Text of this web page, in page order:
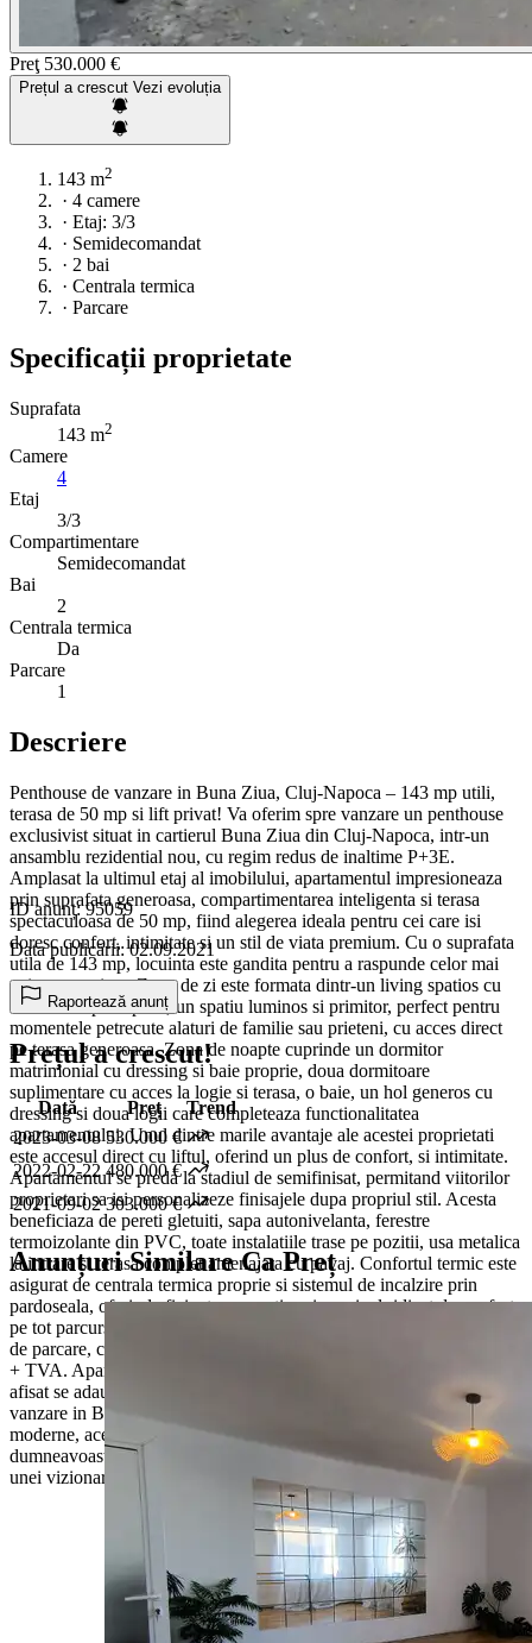
Preţ 530.000 €
Prețul a crescut Vezi evoluția
143 m2
· 4 camere
· Etaj: 3/3
· Semidecomandat
· 2 bai
· Centrala termica
· Parcare
Specificații proprietate
Suprafata
143 m2
Camere
4
Etaj
3/3
Compartimentare
Semidecomandat
Bai
2
Centrala termica
Da
Parcare
1
Descriere
Penthouse de vanzare in Buna Ziua, Cluj-Napoca – 143 mp utili,
terasa de 50 mp si lift privat! Va oferim spre vanzare un penthouse
exclusivist situat in cartierul Buna Ziua din Cluj-Napoca, intr-un
ansamblu rezidential nou, cu regim redus de inaltime P+3E.
Amplasat la ultimul etaj al imobilului, apartamentul impresioneaza
prin suprafata generoasa, compartimentarea inteligenta si terasa
spectaculoasa de 50 mp, fiind alegerea ideala pentru cei care isi
doresc confort, intimitate si un stil de viata premium. Cu o suprafata
utila de 143 mp, locuinta este gandita pentru a raspunde celor mai
exigente cerinte. Zona de zi este formata dintr-un living spatios cu
bucatarie open-space, un spatiu luminos si primitor, perfect pentru
momentele petrecute alaturi de familie sau prieteni, cu acces direct
pe terasa generoasa. Zona de noapte cuprinde un dormitor
matrimonial cu dressing si baie proprie, doua dormitoare
suplimentare cu acces la logie si terasa, o baie, un hol generos cu
dressing si doua logii care completeaza functionalitatea
apartamentului. Unul dintre marile avantaje ale acestei proprietati
este accesul direct cu liftul, oferind un plus de confort, si intimitate.
Apartamentul se preda la stadiul de semifinisat, permitand viitorilor
proprietari sa isi personalizeze finisajele dupa propriul stil. Acesta
beneficiaza de pereti gletuiti, sapa autonivelanta, ferestre
termoizolante din PVC, toate instalatiile trase pe pozitii, usa metalica
la intrare si terasa complet amenajata cu pavaj. Confortul termic este
asigurat de centrala termica proprie si sistemul de incalzire prin
pardoseala, oferind eficienta energetica si un nivel ridicat de confort
pe tot parcursul anului. Pentru apartament sunt rezervate doua locuri
de parcare, care pot fi achizitionate separat la pretul de 20.000 Euro
+ TVA. Apartamentul se vinde de pe persoana juridica, iar la pretul
afisat se adauga TVA. Daca sunteti in cautarea unui penthouse de
vanzare in Buna Ziua, cu terasa generoasa, lift privat si finisaje
moderne, aceasta proprietate merita cu siguranta atentia
dumneavoastra. Pentru mai multe informatii sau pentru programarea
unei vizionari, va invitam sa ne contactati cu incredere!
ID anunț: 95059
Data publicării: 02.09.2021
Raportează anunț
Prețul a crescut!
Dată Preț
Trend
2023-03-08 530.000 €
2022-02-22 480.000 €
2021-09-02 303.000 €
Anunțuri Similare Ca Preț